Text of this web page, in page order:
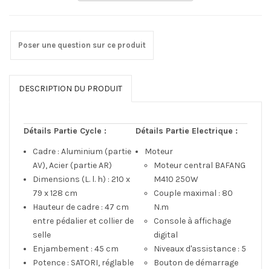
Poser une question sur ce produit
DESCRIPTION DU PRODUIT
Détails Partie Cycle :
Cadre : Aluminium (partie
AV), Acier (partie AR)
Dimensions (L. l. h) : 210 x
79 x 128 cm
Hauteur de cadre : 47 cm
entre pédalier et collier de
selle
Enjambement : 45 cm
Potence : SATORI, réglable
Détails Partie Electrique :
Moteur
Moteur central BAFANG
M410 250W
Couple maximal : 80
N.m
Console à affichage
digital
Niveaux d'assistance : 5
Bouton de démarrage